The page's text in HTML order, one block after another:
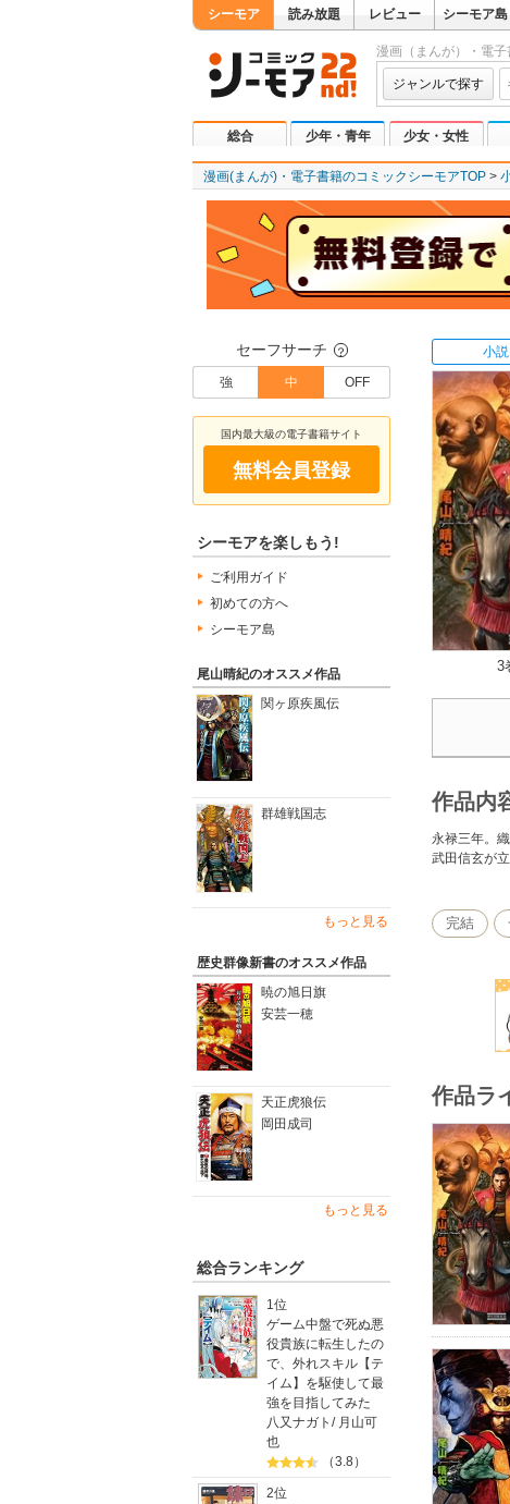
シーモア 読み放題 レビュー シーモア島
漫画（まんが）・電子
ジャンルで探す
総合 少年・青年 少女・女性
漫画(まんが)・電子書籍のコミックシーモアTOP
セーフサーチ ？
強 中 OFF
国内最大級の電子書籍サイト
無料会員登録
シーモアを楽しもう!
ご利用ガイド
初めての方へ
シーモア島
尾山晴紀のオススメ作品
関ヶ原疾風伝
群雄戦国志
もっと見る
歴史群像新書のオススメ作品
暁の旭日旗
安芸一穂
天正虎狼伝
岡田成司
もっと見る
総合ランキング
1位
ゲーム中盤で死ぬ悪
役貴族に転生したの
で、外れスキル【テ
イム】を駆使して最
強を目指してみた
八又ナガト / 月山可
也
（3.8）
2位
小
3
作品内
永禄三年。
武田信玄が
完結
作品ラ